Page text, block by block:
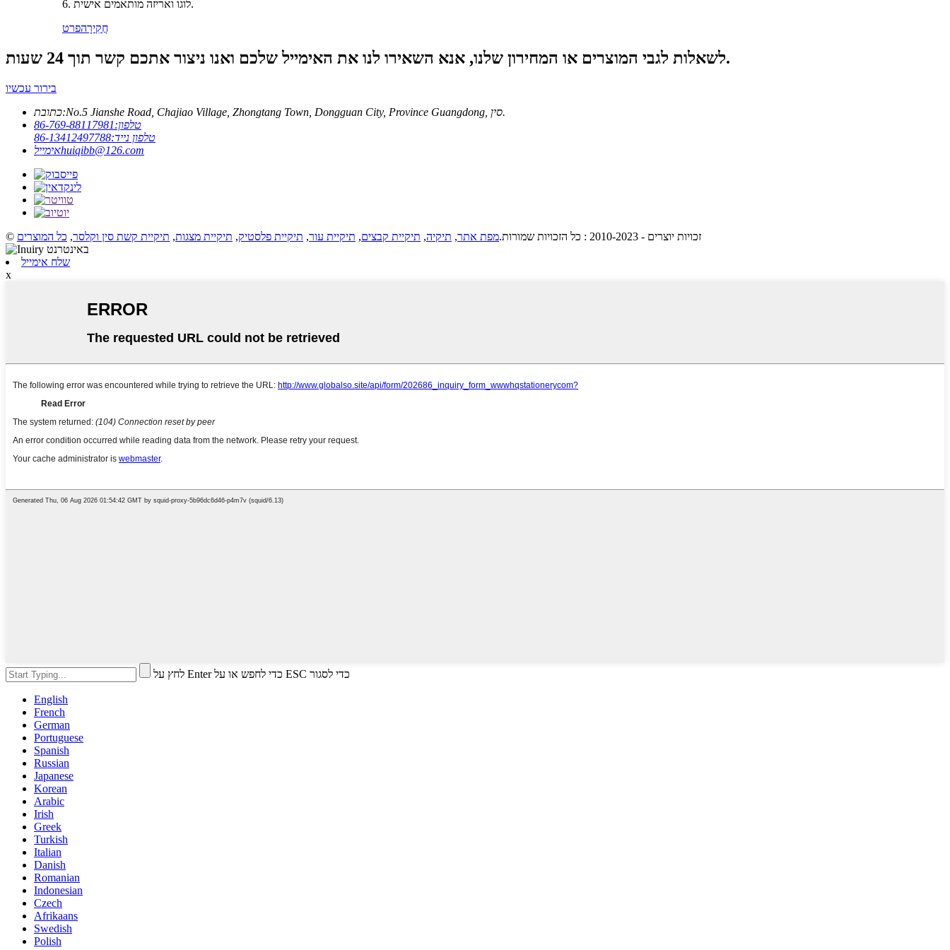
6. לוגו ואריזה מותאמים אישית.
חֲקִירָהפרט
לשאלות לגבי המוצרים או המחירון שלנו, אנא השאירו לנו את האימייל שלכם ואנו ניצור אתכם קשר תוך 24 שעות.
בירור עכשיו
כתובת:
No.5 Jianshe Road, Chajiao Village, Zhongtang Town, Dongguan City, Province Guangdong, סין.
טלפון:86-769-88117981
טלפון נייד:86-13412497788
אימיילhuiqibb@126.com
© זכויות יוצרים - 2010-2023 : כל הזכויות שמורות. מפת אתר, תיקיה, תיקיית קבצים, תיקיית עור, תיקיית פלסטיק, תיקיית מצגות, תיקיית קשת סין וקלסר, כל המוצרים
שלח אימייל
x
לחץ על Enter כדי לחפש או על ESC כדי לסגור
English
French
German
Portuguese
Spanish
Russian
Japanese
Korean
Arabic
Irish
Greek
Turkish
Italian
Danish
Romanian
Indonesian
Czech
Afrikaans
Swedish
Polish